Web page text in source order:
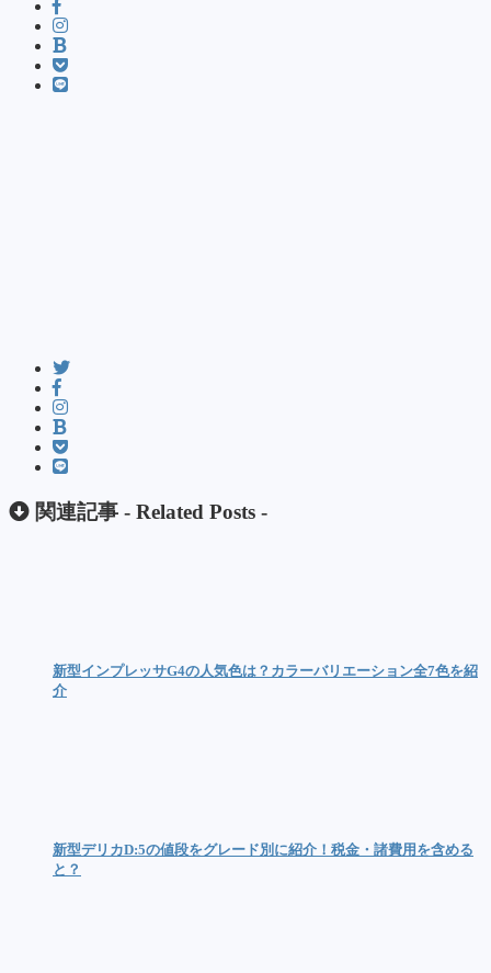
関連記事 - Related Posts -
新型インプレッサG4の人気色は？カラーバリエーション全7色を紹
介
新型デリカD:5の値段をグレード別に紹介！税金・諸費用を含める
と？